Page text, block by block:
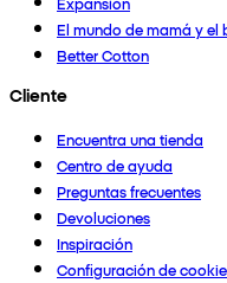
El mundo de mamá y el
Better Cotton
Cliente
Encuentra una tienda
Centro de ayuda
Preguntas frecuentes
Devoluciones
Inspiración
Configuración de